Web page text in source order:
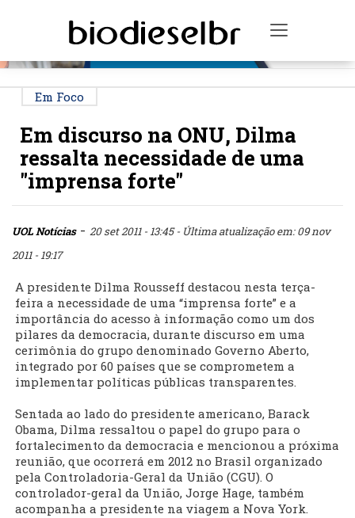
Toggle
Em Foco
Em discurso na ONU, Dilma
ressalta necessidade de uma
"imprensa forte"
UOL Notícias- 20 set 2011 - 13:45- Última atualização em: 09 nov
2011 - 19:17
A presidente Dilma Rousseff destacou nesta terça-
feira a necessidade de uma “imprensa forte” e a
importância do acesso à informação como um dos
pilares da democracia, durante discurso em uma
cerimônia do grupo denominado Governo Aberto,
integrado por 60 países que se comprometem a
implementar políticas públicas transparentes.
Sentada ao lado do presidente americano, Barack
Obama, Dilma ressaltou o papel do grupo para o
fortalecimento da democracia e mencionou a próxima
reunião, que ocorrerá em 2012 no Brasil organizado
pela Controladoria-Geral da União (CGU). O
controlador-geral da União, Jorge Hage, também
acompanha a presidente na viagem a Nova York.